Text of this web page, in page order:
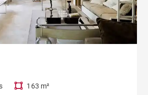
163 m²